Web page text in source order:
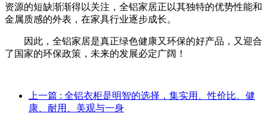
资源的短缺渐渐得以关注，全铝家居正以其独特的优势性能和
金属质感的外表，在家具行业逐步成长。
因此，全铝家居是真正绿色健康又环保的好产品，又迎合
了国家的环保政策，未来的发展必定广阔！
上一篇 : 全铝衣柜是明智的选择，集实用、性价比、健
康、耐用、美观与一身